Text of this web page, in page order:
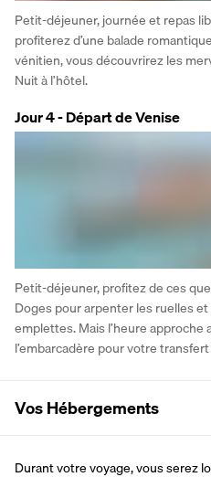
Petit-déjeuner, journée et repas
profiterez d’une balade
vénitien, vous découvrirez les
Nuit à l’hôtel.
Jour 4 - Départ de Venise
Petit-déjeuner, profitez de ces
Doges pour arpenter les ruelles
emplettes. Mais l’heure approche
l’embarcadère pour votre
Vos Hébergements
Durant votre voyage, vous serez